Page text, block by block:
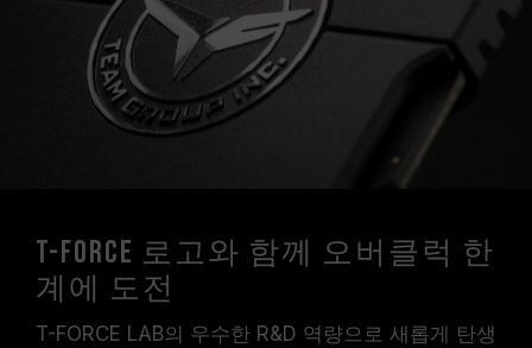
T-FORCE 로고와 함께 오버클럭 한
계에 도전
T-FORCE LAB의 우수한 R&D 역량으로 새롭게 탄생